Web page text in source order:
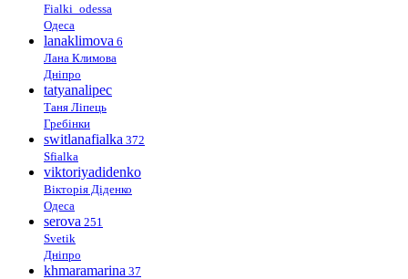
Fialki_odessa
Одеса
lanaklimova 6
Лана Климова
Дніпро
tatyanalipec
Таня Ліпець
Гребінки
switlanafialka 372
Sfialka
viktoriyadidenko
Вікторія Діденко
Одеса
serova 251
Svetik
Дніпро
khmaramarina 37